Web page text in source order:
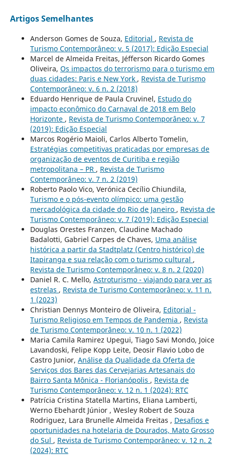
Artigos Semelhantes
Anderson Gomes de Souza, Editorial , Revista de
Turismo Contemporâneo: v. 5 (2017): Edição Especial
Marcel de Almeida Freitas, Jéfferson Ricardo Gomes
Oliveira, Os impactos do terrorismo para o turismo em
duas cidades: Paris e New York , Revista de Turismo
Contemporâneo: v. 6 n. 2 (2018)
Eduardo Henrique de Paula Cruvinel, Estudo do
impacto econômico do Carnaval de 2018 em Belo
Horizonte , Revista de Turismo Contemporâneo: v. 7
(2019): Edição Especial
Marcos Rogério Maioli, Carlos Alberto Tomelin,
Estratégias competitivas praticadas por empresas de
organização de eventos de Curitiba e região
metropolitana – PR , Revista de Turismo
Contemporâneo: v. 7 n. 2 (2019)
Roberto Paolo Vico, Verónica Cecílio Chiundila,
Turismo e o pós-evento olímpico: uma gestão
mercadológica da cidade do Rio de Janeiro , Revista de
Turismo Contemporâneo: v. 7 (2019): Edição Especial
Douglas Orestes Franzen, Claudine Machado
Badalotti, Gabriel Carpes de Chaves, Uma análise
histórica a partir da Stadtplatz (Centro histórico) de
Itapiranga e sua relação com o turismo cultural ,
Revista de Turismo Contemporâneo: v. 8 n. 2 (2020)
Daniel R. C. Mello, Astroturismo - viajando para ver as
estrelas , Revista de Turismo Contemporâneo: v. 11 n.
1 (2023)
Christian Dennys Monteiro de Oliveira, Editorial -
Turismo Religioso em Tempos de Pandemia , Revista
de Turismo Contemporâneo: v. 10 n. 1 (2022)
Maria Camila Ramirez Upegui, Tiago Savi Mondo, Joice
Lavandoski, Felipe Kopp Leite, Deosir Flavio Lobo de
Castro Junior, Análise da Qualidade da Oferta de
Serviços dos Bares das Cervejarias Artesanais do
Bairro Santa Mônica - Florianópolis , Revista de
Turismo Contemporâneo: v. 12 n. 1 (2024): RTC
Patrícia Cristina Statella Martins, Eliana Lamberti,
Werno Ebehardt Júnior , Wesley Robert de Souza
Rodriguez, Lara Brunelle Almeida Freitas , Desafios e
oportunidades na hotelaria de Dourados, Mato Grosso
do Sul , Revista de Turismo Contemporâneo: v. 12 n. 2
(2024): RTC